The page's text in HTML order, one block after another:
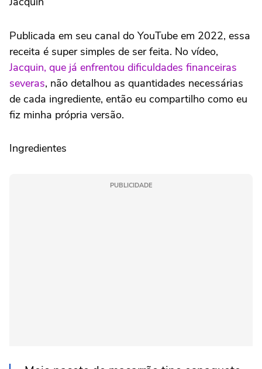
Publicada em seu canal do YouTube em 2022, essa
receita é super simples de ser feita. No vídeo,
Jacquin, que já enfrentou dificuldades financeiras
severas, não detalhou as quantidades necessárias
de cada ingrediente, então eu compartilho como eu
fiz minha própria versão.
Ingredientes
PUBLICIDADE